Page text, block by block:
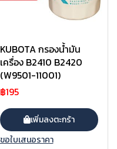
KUBOTA กรองน้ำมัน
เครื่อง B2410 B2420
(W9501-11001)
฿195
เพิ่มลงตะกร้า
ขอใบเสนอราคา